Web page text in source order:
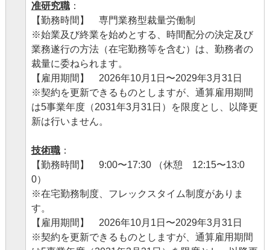
准研究職：
【勤務時間】 専門業務型裁量労働制
※始業及び終業を始めとする、時間配分の決定及び
業務遂行の方法（在宅勤務等を含む）は、勤務者の
裁量に委ねられます。
【雇用期間】 2026年10月1日〜2029年3月31日
※契約を更新できるものとしますが、通算雇用期間
は5事業年度（2031年3月31日）を限度とし、以降更
新は行いません。
技術職：
【勤務時間】 9:00〜17:30 （休憩 12:15〜13:0
0）
※在宅勤務制度、フレックスタイム制度がありま
す。
【雇用期間】 2026年10月1日〜2029年3月31日
※契約を更新できるものとしますが、通算雇用期間